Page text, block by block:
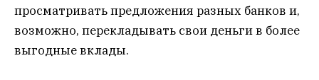
просматривать предложения разных банков и,
возможно, перекладывать свои деньги в более
выгодные вклады.